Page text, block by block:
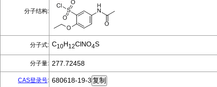
分子结构:
分子式: C10H12ClNO4S
分子量: 277.72458
CAS登录号: 680618-19-3